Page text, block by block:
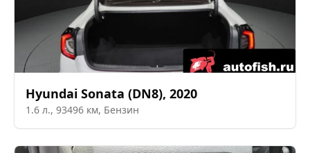
Hyundai Sonata (DN8), 2020
1.6 л., 93496 км, Бензин